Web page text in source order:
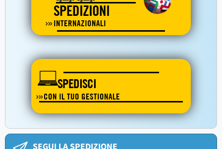
SPEDIZIONI
INTERNAZIONALI
SPEDISCI
CON IL TUO GESTIONALE
SEGUI LA SPEDIZIONE